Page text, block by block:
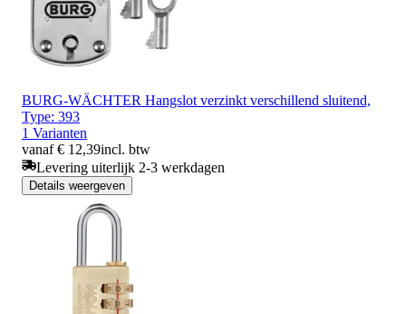
BURG-WÄCHTER Hangslot verzinkt verschillend sluitend,
Type: 393
1 Varianten
vanaf € 12,39incl. btw
Levering uiterlijk 2-3 werkdagen
Details weergeven